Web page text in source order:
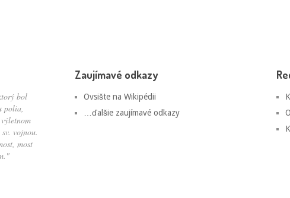
bol
polia,
vojnou.
most
Zaujímavé odkazy
Ovsište na Wikipédii
…ďalšie zaujímavé odkazy